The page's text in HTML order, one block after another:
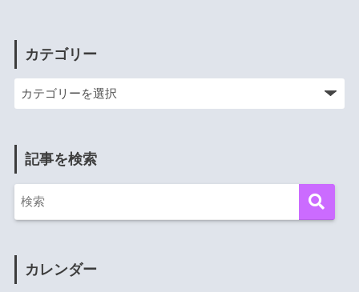
カテゴリー
記事を検索
カレンダー